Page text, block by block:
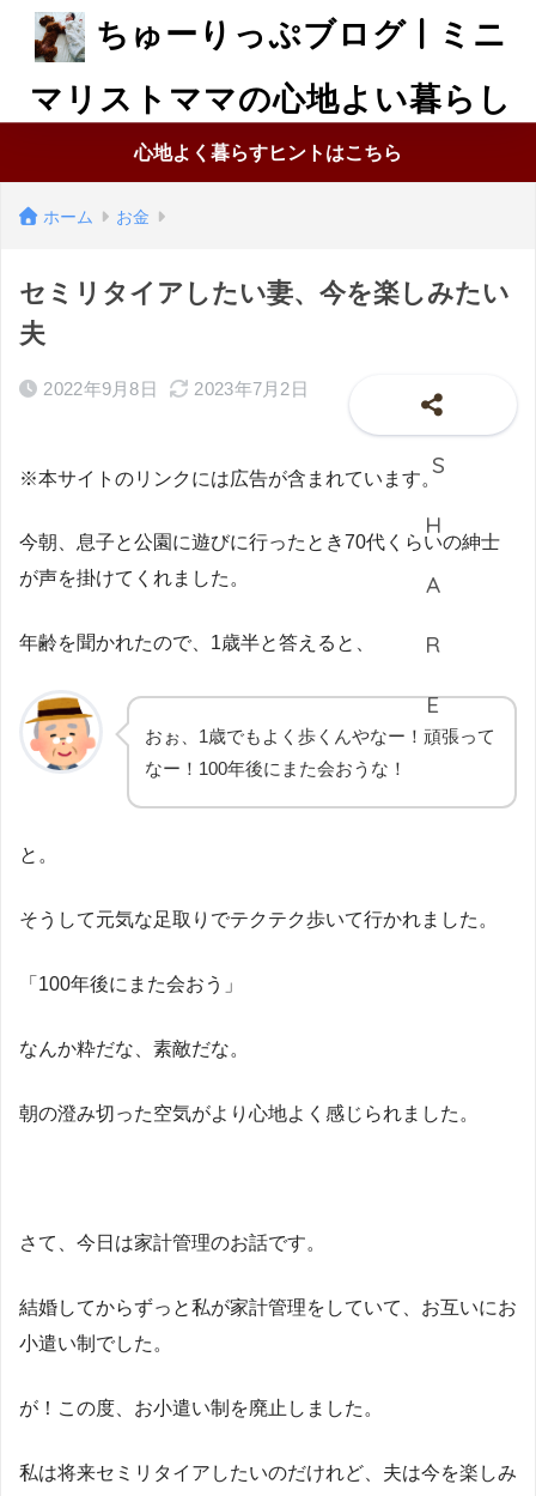
ちゅーりっぷブログ | ミニ
マリストママの心地よい暮らし
心地よく暮らすヒントはこちら
ホーム お金
セミリタイアしたい妻、今を楽しみたい
夫
2022年9月8日 2023年7月2日
※本サイトのリンクには広告が含まれています。
今朝、息子と公園に遊びに行ったとき70代くらいの紳士
が声を掛けてくれました。
年齢を聞かれたので、1歳半と答えると、
おぉ、1歳でもよく歩くんやなー！頑張って
なー！100年後にまた会おうな！
と。
そうして元気な足取りでテクテク歩いて行かれました。
「100年後にまた会おう」
なんか粋だな、素敵だな。
朝の澄み切った空気がより心地よく感じられました。
さて、今日は家計管理のお話です。
結婚してからずっと私が家計管理をしていて、お互いにお
小遣い制でした。
が！この度、お小遣い制を廃止しました。
私は将来セミリタイアしたいのだけれど、夫は今を楽しみ